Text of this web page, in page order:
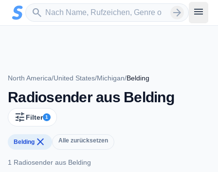
Zum Hauptinhalt springen
search
Sender suchen arrow_forward menu
North America/United States/Michigan/Belding
Radiosender aus Belding
tune Filter 1
Belding close Alle zurücksetzen
1 Radiosender aus Belding